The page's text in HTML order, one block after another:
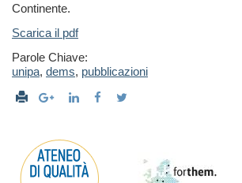
Continente.
Scarica il pdf
Parole Chiave:
unipa, dems, pubblicazioni